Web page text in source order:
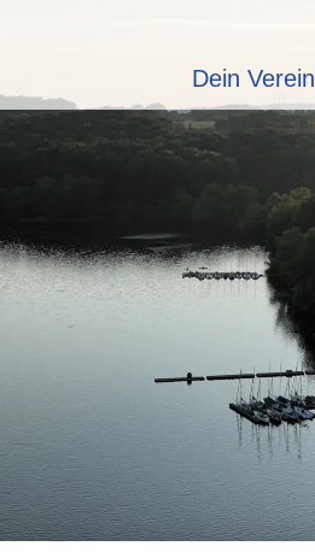
Dein Verein